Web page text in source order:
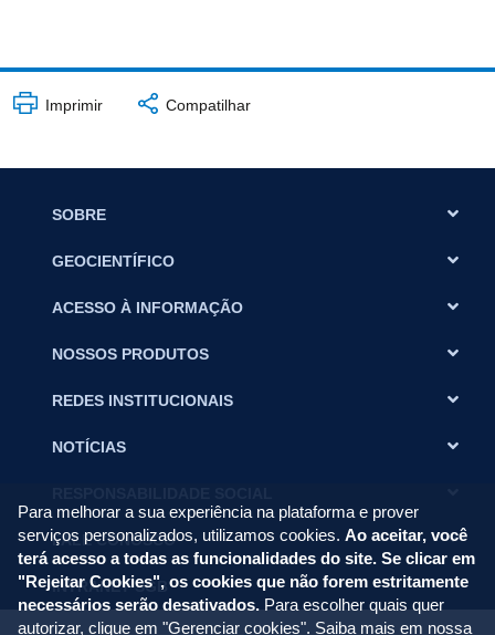
Imprimir Compatilhar
SOBRE
GEOCIENTÍFICO
ACESSO À INFORMAÇÃO
NOSSOS PRODUTOS
REDES INSTITUCIONAIS
NOTÍCIAS
FALE CONOSCO
INTRANET SGB
Para melhorar a sua experiência na plataforma e prover
serviços personalizados, utilizamos cookies. Ao aceitar, você
terá acesso a todas as funcionalidades do site. Se clicar em
"Rejeitar Cookies", os cookies que não forem estritamente
necessários serão desativados. Para escolher quais quer
autorizar, clique em "Gerenciar cookies". Saiba mais em nossa